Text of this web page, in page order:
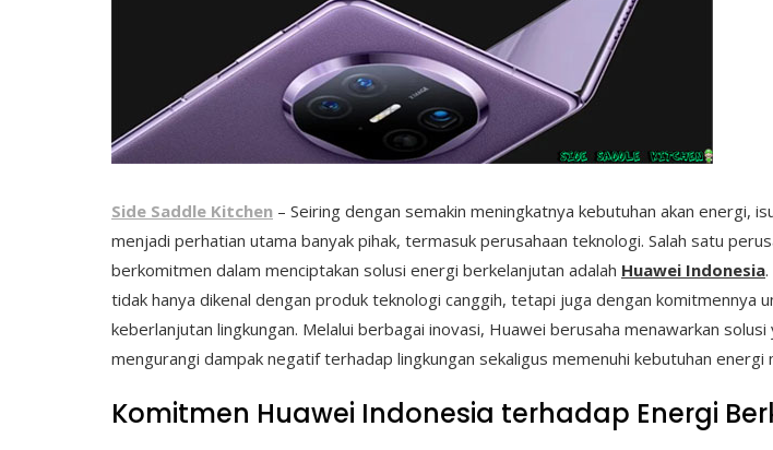
Side Saddle Kitchen – Seiring dengan semakin meningkatnya kebutuhan akan energi,
menjadi perhatian utama banyak pihak, termasuk perusahaan teknologi. Salah satu
berkomitmen dalam menciptakan solusi energi berkelanjutan adalah Huawei Indonesia
tidak hanya dikenal dengan produk teknologi canggih, tetapi juga dengan komitmennya
keberlanjutan lingkungan. Melalui berbagai inovasi, Huawei berusaha menawarkan
mengurangi dampak negatif terhadap lingkungan sekaligus memenuhi kebutuhan energi
Komitmen Huawei Indonesia terhadap Energi